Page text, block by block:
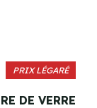
PRIX LÉGARÉ
DE VERRE